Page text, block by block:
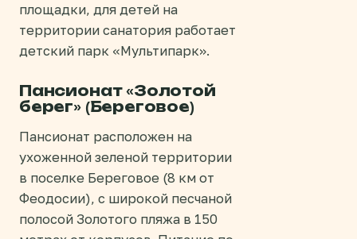
площадки, для детей на
территории санатория работает
детский парк «Мультипарк».
Пансионат «Золотой
берег» (Береговое)
Пансионат расположен на
ухоженной зеленой территории
в поселке Береговое (8 км от
Феодосии), с широкой песчаной
полосой Золотого пляжа в 150